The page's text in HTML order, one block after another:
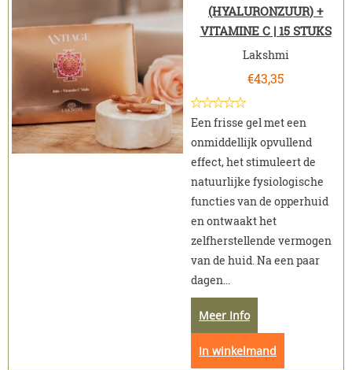
(HYALURONZUUR) +
VITAMINE C | 15 STUKS
Lakshmi
€43,35
Een frisse gel met een
onmiddellijk opvullend
effect, het stimuleert de
natuurlijke fysiologische
functies van de opperhuid
en ontwaakt het
zelfherstellende vermogen
van de huid. Na een paar
dagen...
Meer Info
In winkelmand